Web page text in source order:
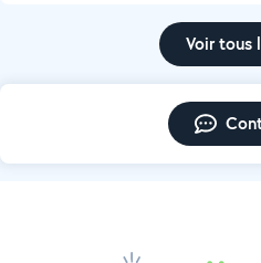
Voir tous